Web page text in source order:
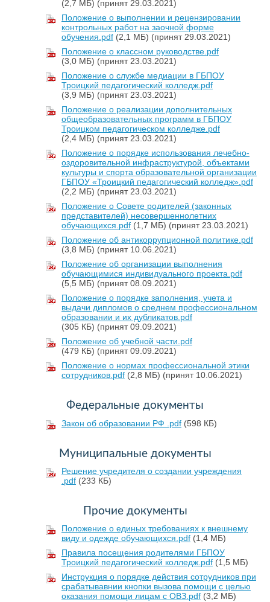
(2,7 МБ) (принят 29.03.2021)
Положение о выполнении и рецензировании
контрольных работ на заочной форме
обучения.pdf (2,1 МБ) (принят 29.03.2021)
Положение о классном руководстве.pdf
(3,0 МБ) (принят 23.03.2021)
Положение о службе медиации в ГБПОУ
Троицкий педагогический колледж.pdf
(3,9 МБ) (принят 23.03.2021)
Положение о реализации дополнительных
общеобразовательных программ в ГБПОУ
Троицком педагогическом колледже.pdf
(2,4 МБ) (принят 23.03.2021)
Положение о порядке использования лечебно-
оздоровительной инфраструктурой, объектами
культуры и спорта образовательной организации
ГБПОУ «Троицкий педагогический колледж».pdf
(2,2 МБ) (принят 23.03.2021)
Положение о Совете родителей (законных
представителей) несовершеннолетних
обучающихся.pdf (1,7 МБ) (принят 23.03.2021)
Положение об антикоррупционной политике.pdf
(3,8 МБ) (принят 10.06.2021)
Положение об организации выполнения
обучающимися индивидуального проекта.pdf
(5,5 МБ) (принят 08.09.2021)
Положение о порядке заполнения, учета и
выдачи дипломов о среднем профессиональном
образовании и их дубликатов.pdf
(305 КБ) (принят 09.09.2021)
Положение об учебной части.pdf
(479 КБ) (принят 09.09.2021)
Положение о нормах профессиональной этики
сотрудников.pdf (2,8 МБ) (принят 10.06.2021)
Федеральные документы
Закон об образовании РФ .pdf (598 КБ)
Муниципальные документы
Решение учредителя о создании учреждения
.pdf (233 КБ)
Прочие документы
Положение о единых требованиях к внешнему
виду и одежде обучающихся.pdf (1,4 МБ)
Правила посещения родителями ГБПОУ
Троицкий педагогический колледж.pdf (1,5 МБ)
Инструкция о порядке действия сотрудников при
срабатывавнии кнопки вызова помощи с целью
оказания помощи лицам с ОВЗ.pdf (3,2 МБ)